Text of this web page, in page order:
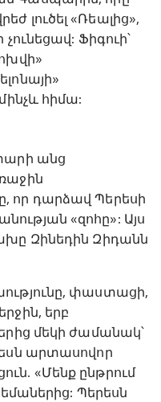
լուծել «Ռեալից»,
Ֆիգուի՝
հիմա:
անց
որ դարձավ Պերեսի
«զոհը»: Այս
Զինեդին Զիդանն
փաստացի,
երբ
մեկի ժամանակ՝
արտասովոր
«Մենք ընթրում
Պերեսն